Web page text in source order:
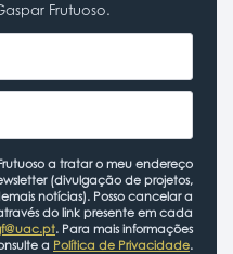
Frutuoso.
a tratar o meu endereço
(divulgação de projetos,
notícias). Posso cancelar a
do link presente em cada
. Para mais informações
a Política de Privacidade.